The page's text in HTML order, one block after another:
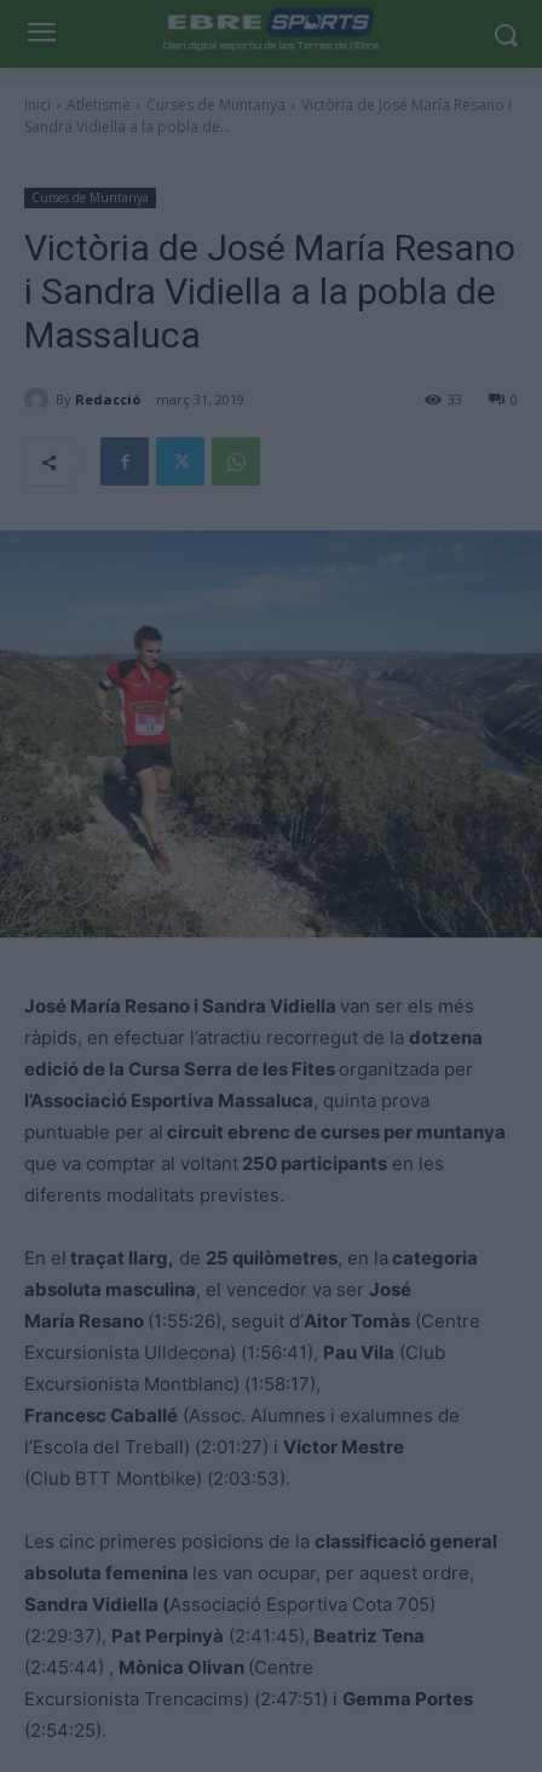
Inici Atletisme Curses de Muntanya
Victòria de José María Resano i
Sandra Vidiella a la pobla de...
Curses de Muntanya
Victòria de José María Resano
i Sandra Vidiella a la pobla de
Massaluca
By Redacció març 31, 2019 0
33
José María Resano i Sandra Vidiella van ser els més
ràpids, en efectuar l’atractiu recorregut de la dotzena
edició de la Cursa Serra de les Fites organitzada per
l’Associació Esportiva Massaluca, quinta prova
puntuable per al circuit ebrenc de curses per muntanya
que va comptar al voltant 250 participants en les
diferents modalitats previstes.
En el traçat llarg, de 25 quilòmetres, en la categoria
absoluta masculina, el vencedor va ser José
María Resano (1:55:26), seguit d’Aitor Tomàs (Centre
Excursionista Ulldecona) (1:56:41), Pau Vila (Club
Excursionista Montblanc) (1:58:17),
Francesc Caballé (Assoc. Alumnes i exalumnes de
l’Escola del Treball) (2:01:27) i Víctor Mestre
(Club BTT Montbike) (2:03:53).
Les cinc primeres posicions de la classificació general
absoluta femenina les van ocupar, per aquest ordre,
Sandra Vidiella (Associació Esportiva Cota 705)
(2:29:37), Pat Perpinyà (2:41:45), Beatriz Tena
(2:45:44) , Mònica Olivan (Centre
Excursionista Trencacims) (2:47:51) i Gemma Portes
(2:54:25).